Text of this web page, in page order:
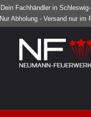
Dein Fachhändler in
Nur Abholung - Versand nur im